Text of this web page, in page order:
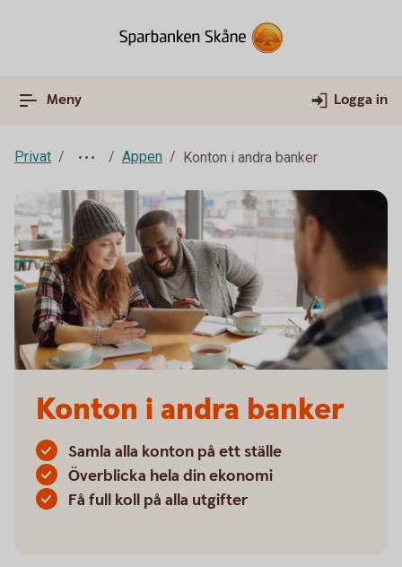
Meny Logga in
Privat Appen Konton i andra banker
Konton i andra banker
Samla alla konton på ett ställe
Överblicka hela din ekonomi
Få full koll på alla utgifter